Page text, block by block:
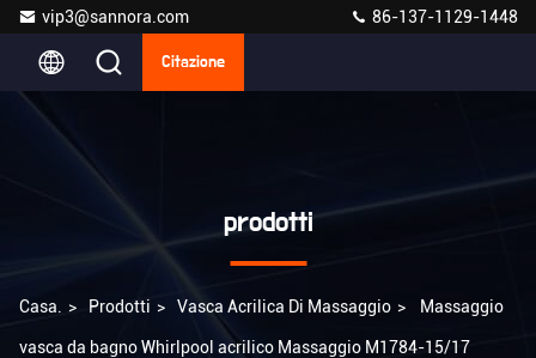
vip3@sannora.com 86-137-1129-1448
Citazione
prodotti
Casa. > Prodotti > Vasca Acrilica Di Massaggio > Massaggio
vasca da bagno Whirlpool acrilico Massaggio M1784-15/17